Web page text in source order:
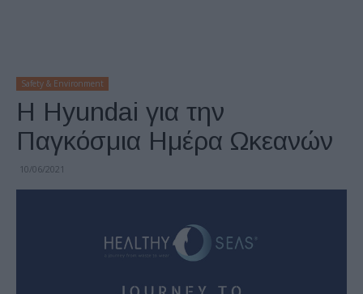
Safety & Environment
Η Hyundai για την
Παγκόσμια Ημέρα Ωκεανών
10/06/2021